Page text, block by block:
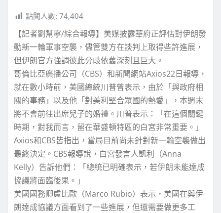
點閱人數: 74,404
【記者劉幫寧/綜合報導】美媒披露華府正評估對伊朗發
動新一輪軍事空襲，儘管雙方在談判上取得些許進展，
但伊朗官方強調彼此分歧依舊深刻且巨大。
哥倫比亞廣播公司（CBS）和新聞網站Axios22日報導，
就在數小時前，美國總統川普曾表示，由於「與政府相
關的事務」以及他「對美利堅合眾國的熱愛」，本週末
將不會前往出席兒子的婚禮。川普表示：「在這個關鍵
時期，對我而言，留在華盛頓特區的白宮非常重要。」
Axios和CBS皆指出，當局目前尚未針對新一輪空襲做出
最終決定。CBS報導說，白宮發言人凱利（Anna
Kelly）告訴他們：「總統已明確表示，若伊朗未能達成
協議將面臨後果。」
美國國務卿盧比歐（Marco Rubio）表示，美國在與伊
朗達成協議方面看到了一些進展，但還需要做更多工